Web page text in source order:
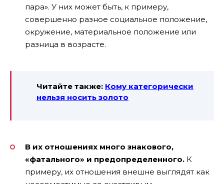
пара». У них может быть, к примеру,
совершенно разное социальное положение,
окружение, материальное положение или
разница в возрасте.
Читайте также: Кому категорически
нельзя носить золото
В их отношениях много знакового,
«фатального» и предопределенного. К
примеру, их отношения внешне выглядят как